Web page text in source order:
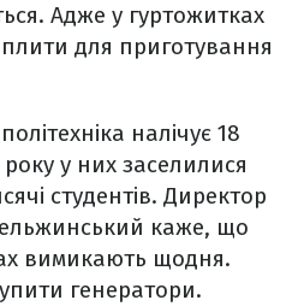
Адже у гуртожитках
для приготування
налічує 18
у них заселилися
студентів. Директор
каже, що
вимикають щодня.
генератори.